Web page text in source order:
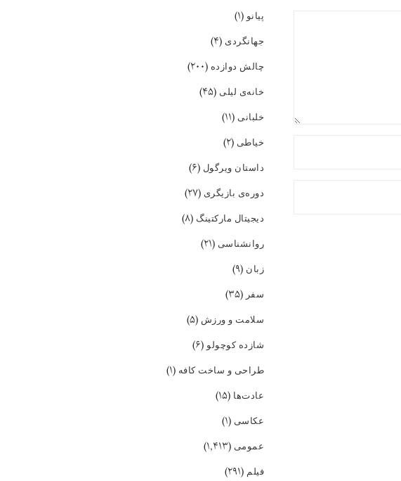
پیانو(۱)
جهانگردی (۴)
چالش دوازده (۲۰۰)
خانه‌ی لیلی (۴۵)
خلبانی (۱۱)
خیاطی (۲)
داستان ویرگول (۶)
دوره‌ی بازیگری (۲۷)
دیجیتال مارکتینگ (۸)
روانشناسی (۲۱)
زبان (۹)
سفر(۳۵)
سلامت و ورزش (۵)
شازده کوچولو(۶)
طراحی و ساخت کافه (۱)
عادت‌ها (۱۵)
عکاسی (۱)
عمومی (۱,۴۱۳)
فیلم (۲۹۱)